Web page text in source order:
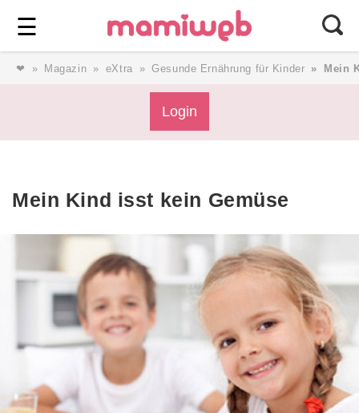
☰ ⎯ Wir lieben Familie ⎯
❤ Magazin eXtra Gesunde Ernährung für Kinder Mein
Login
Mein Kind isst kein Gemüse
Service
AGB & Impressum